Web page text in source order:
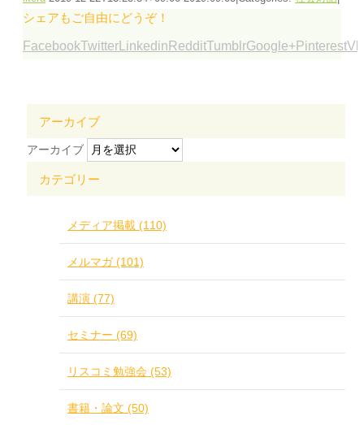
シェアもご自由にどうぞ！
FacebookTwitter Linkedin RedditTumblrGoogle+PinterestVk
アーカイブ
アーカイブ
カテゴリー
メディア掲載 (110)
メルマガ (101)
講演 (77)
セミナー (69)
リスコミ勉強会 (53)
書籍・論文 (50)